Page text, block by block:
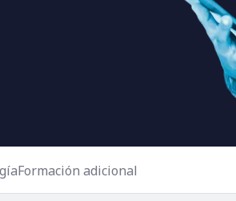
Formación adicional